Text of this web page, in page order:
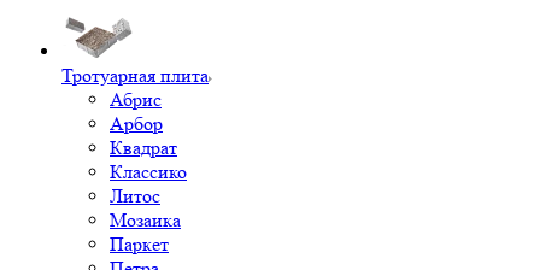
Тротуарная плита
Абрис
Арбор
Квадрат
Классико
Литос
Мозаика
Паркет